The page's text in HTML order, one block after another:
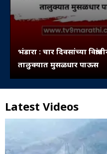
भंडारा : चार दिवसांच्या
तालुक्यात मुसळधार पाऊस
Latest Videos